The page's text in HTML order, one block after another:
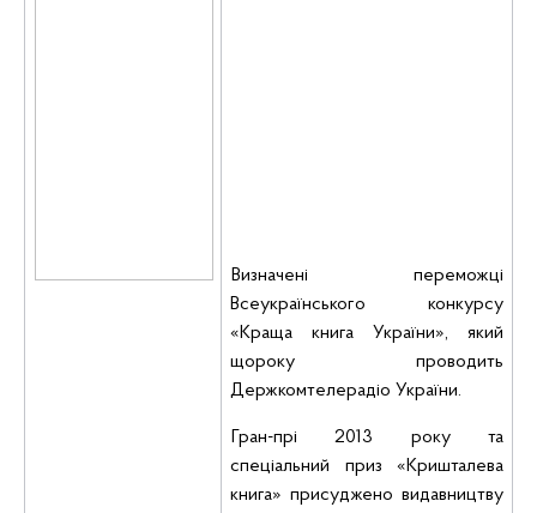
Визначені переможці
Всеукраїнського конкурсу
«Краща книга України», який
щороку проводить
Держкомтелерадіо України.
Гран-прі 2013 року та
спеціальний приз «Кришталева
книга» присуджено видавництву